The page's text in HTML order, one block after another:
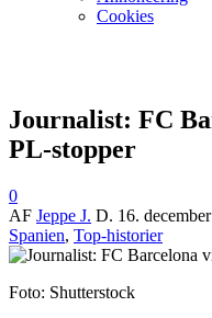
Cookies
Journalist: FC
PL-stopper
0
AF Jeppe J. D. 16.
Spanien, Top-historier
Foto: Shutterstock